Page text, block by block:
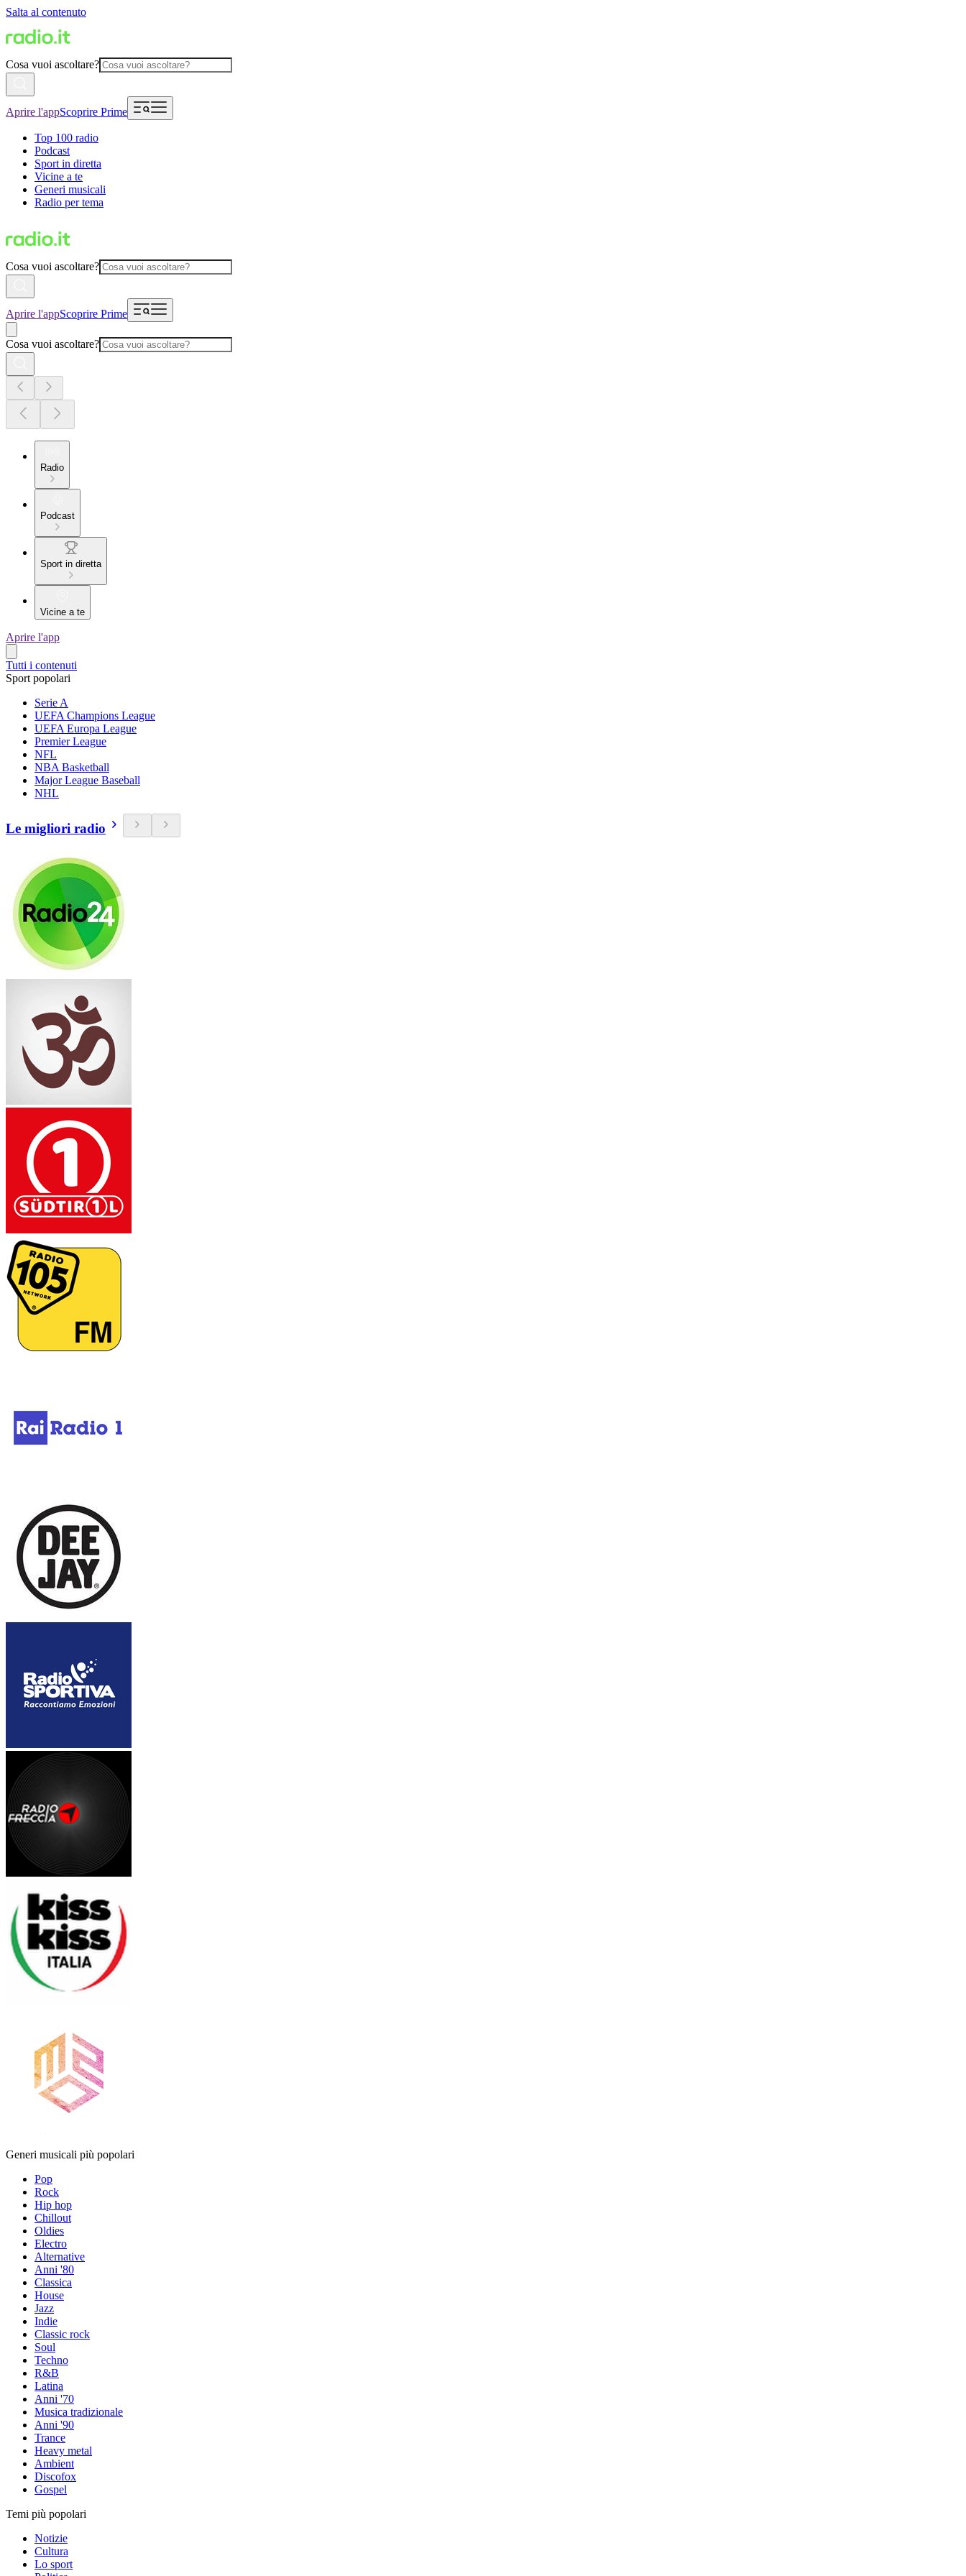
Salta al contenuto
Cosa vuoi ascoltare?
Aprire l'appScoprire Prime
Top 100 radio
Podcast
Sport in diretta
Vicine a te
Generi musicali
Radio per tema
Cosa vuoi ascoltare?
Aprire l'appScoprire Prime
Cosa vuoi ascoltare?
Radio
Podcast
Sport in diretta
Vicine a te
Aprire l'app
Tutti i contenuti
Sport popolari
Serie A
UEFA Champions League
UEFA Europa League
Premier League
NFL
NBA Basketball
Major League Baseball
NHL
Le migliori radio
Generi musicali più popolari
Pop
Rock
Hip hop
Chillout
Oldies
Electro
Alternative
Anni '80
Classica
House
Jazz
Indie
Classic rock
Soul
Techno
R&B
Latina
Anni '70
Musica tradizionale
Anni '90
Trance
Heavy metal
Ambient
Discofox
Gospel
Temi più popolari
Notizie
Cultura
Lo sport